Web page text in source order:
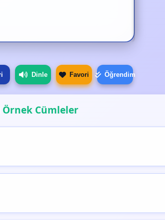
Dinle Favori Öğrendim
Örnek Cümleler